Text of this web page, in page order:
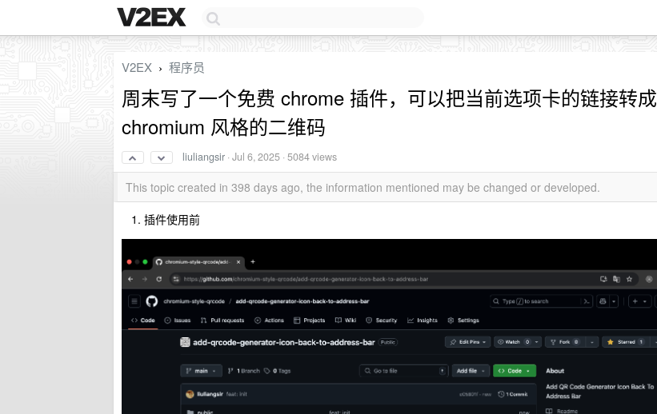
V2EX › 程序员
周末写了一个免费 chrome 插件，可以把当前选项卡的链接转成
chromium 风格的二维码
liuliangsir ·Jul 6, 2025 · 5084 views
This topic created in 398 days ago, the information mentioned may be changed or developed.
插件使用前